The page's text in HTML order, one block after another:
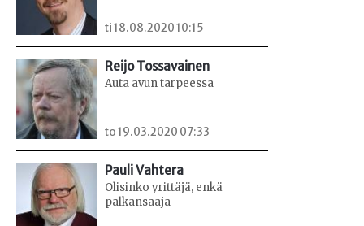
ti 18.08.2020 10:15
Reijo Tossavainen
Auta avun tarpeessa
to 19.03.2020 07:33
Pauli Vahtera
Olisinko yrittäjä, enkä
palkansaaja